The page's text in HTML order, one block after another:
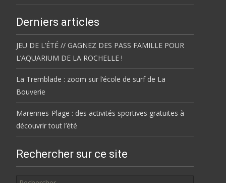
Derniers articles
JEU DE L’ÉTÉ // GAGNEZ DES PASS FAMILLE POUR
L’AQUARIUM DE LA ROCHELLE !
La Tremblade : zoom sur l’école de surf de La
Bouverie
Marennes-Plage : des activités sportives gratuites à
découvrir tout l’été
Rechercher sur ce site